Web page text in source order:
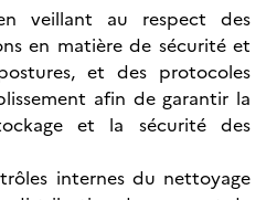
veillant au respect des
en matière de sécurité et
et des protocoles
afin de garantir la
et la sécurité des
internes du nettoyage